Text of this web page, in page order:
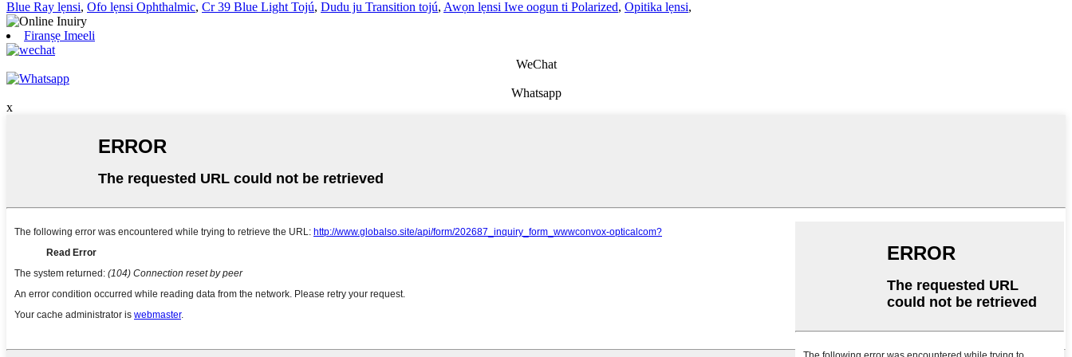
Blue Ray lẹnsi, Ofo lẹnsi Ophthalmic, Cr 39 Blue Light Tojú, Dudu ju Transition tojú, Awọn lẹnsi Iwe oogun ti Polarized, Opitika lẹnsi,
Firanṣẹ Imeeli
WeChat
Whatsapp
x